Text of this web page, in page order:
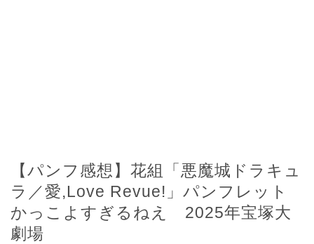
【パンフ感想】花組「悪魔城ドラキュ
ラ／愛,Love Revue!」パンフレット
かっこよすぎるねえ 2025年宝塚大
劇場